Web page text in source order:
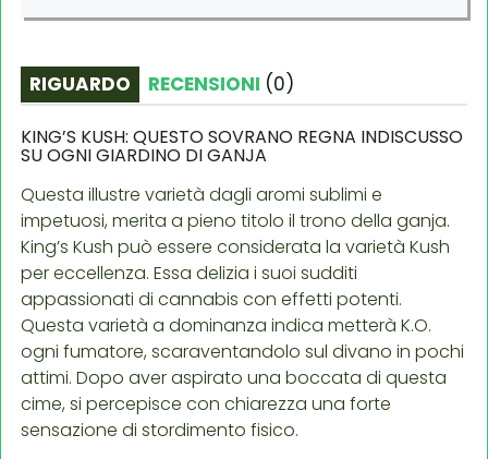
RIGUARDO RECENSIONI (0)
KING’S KUSH: QUESTO SOVRANO REGNA INDISCUSSO
SU OGNI GIARDINO DI GANJA
Questa illustre varietà dagli aromi sublimi e
impetuosi, merita a pieno titolo il trono della ganja.
King’s Kush può essere considerata la varietà Kush
per eccellenza. Essa delizia i suoi sudditi
appassionati di cannabis con effetti potenti.
Questa varietà a dominanza indica metterà K.O.
ogni fumatore, scaraventandolo sul divano in pochi
attimi. Dopo aver aspirato una boccata di questa
cime, si percepisce con chiarezza una forte
sensazione di stordimento fisico.